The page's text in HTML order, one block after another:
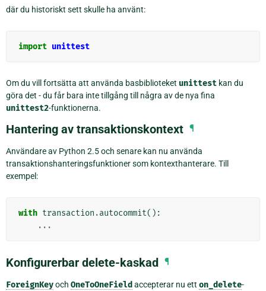
där du historiskt sett skulle ha använt:
import unittest
Om du vill fortsätta att använda basbiblioteket unittest kan du
göra det - du får bara inte tillgång till några av de nya fina
unittest2-funktionerna.
Hantering av transaktionskontext ¶
Användare av Python 2.5 och senare kan nu använda
transaktionshanteringsfunktioner som kontexthanterare. Till
exempel:
with transaction .autocommit():
...
Konfigurerbar delete-kaskad ¶
ForeignKeyoch OneToOneField accepterar nu ett on_delete-